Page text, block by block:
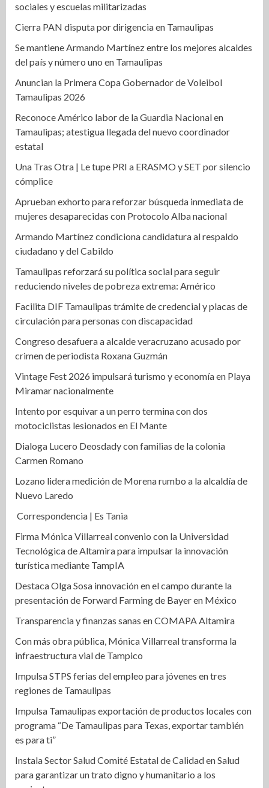
sociales y escuelas militarizadas
Cierra PAN disputa por dirigencia en Tamaulipas
Se mantiene Armando Martínez entre los mejores alcaldes
del país y número uno en Tamaulipas
Anuncian la Primera Copa Gobernador de Voleibol
Tamaulipas 2026
Reconoce Américo labor de la Guardia Nacional en
Tamaulipas; atestigua llegada del nuevo coordinador
estatal
Una Tras Otra | Le tupe PRI a ERASMO y SET por silencio
cómplice
Aprueban exhorto para reforzar búsqueda inmediata de
mujeres desaparecidas con Protocolo Alba nacional
Armando Martínez condiciona candidatura al respaldo
ciudadano y del Cabildo
Tamaulipas reforzará su política social para seguir
reduciendo niveles de pobreza extrema: Américo
Facilita DIF Tamaulipas trámite de credencial y placas de
circulación para personas con discapacidad
Congreso desafuera a alcalde veracruzano acusado por
crimen de periodista Roxana Guzmán
Vintage Fest 2026 impulsará turismo y economía en Playa
Miramar nacionalmente
Intento por esquivar a un perro termina con dos
motociclistas lesionados en El Mante
Dialoga Lucero Deosdady con familias de la colonia
Carmen Romano
Lozano lidera medición de Morena rumbo a la alcaldía de
Nuevo Laredo
Correspondencia | Es Tania
Firma Mónica Villarreal convenio con la Universidad
Tecnológica de Altamira para impulsar la innovación
turística mediante TampIA
Destaca Olga Sosa innovación en el campo durante la
presentación de Forward Farming de Bayer en México
Transparencia y finanzas sanas en COMAPA Altamira
Con más obra pública, Mónica Villarreal transforma la
infraestructura vial de Tampico
Impulsa STPS ferias del empleo para jóvenes en tres
regiones de Tamaulipas
Impulsa Tamaulipas exportación de productos locales con
programa “De Tamaulipas para Texas, exportar también
es para ti”
Instala Sector Salud Comité Estatal de Calidad en Salud
para garantizar un trato digno y humanitario a los